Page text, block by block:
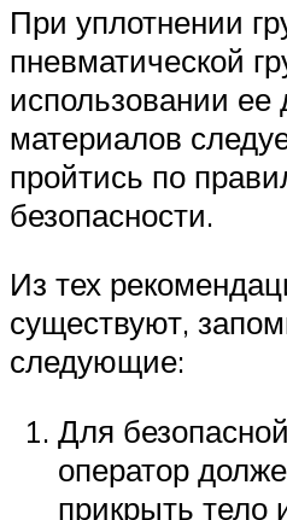
При уплотнении
пневматической
использовании ее
материалов
пройтись по
безопасности.
Из тех
существуют,
следующие:
Для
оператор
прикрыть тело